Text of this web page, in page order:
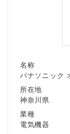
名称
パナソニック
所在地
神奈川県
業種
電気機器